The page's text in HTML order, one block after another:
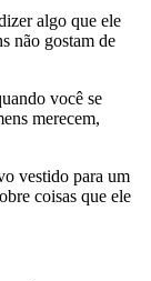
algo que ele
não gostam de
você se
merecem,
vestido para um
coisas que ele